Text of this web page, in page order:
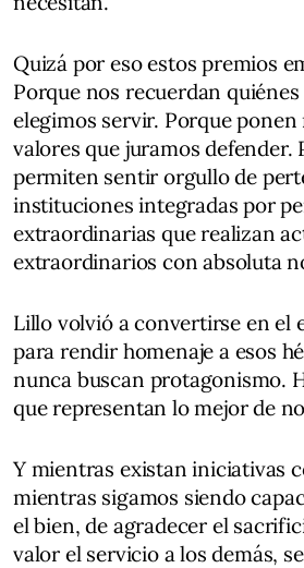
Quizá por eso estos premios
Porque nos recuerdan
elegimos servir. Porque ponen
valores que juramos defender.
permiten sentir orgullo de
instituciones integradas por
extraordinarias que realizan
extraordinarios con absoluta
Lillo volvió a convertirse en el
para rendir homenaje a esos
nunca buscan protagonismo.
que representan lo mejor de
Y mientras existan iniciativas
mientras sigamos siendo
el bien, de agradecer el
valor el servicio a los demás,